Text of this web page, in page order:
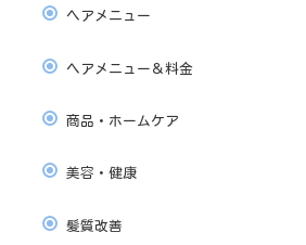
ヘアメニュー
ヘアメニュー＆料金
商品・ホームケア
美容・健康
髪質改善